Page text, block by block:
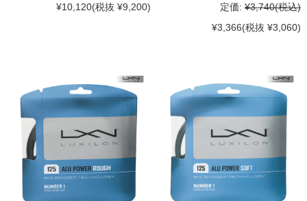
¥10,120(税抜 ¥9,200) 定価: ¥3,740(税込)
¥3,366(税抜 ¥3,060)